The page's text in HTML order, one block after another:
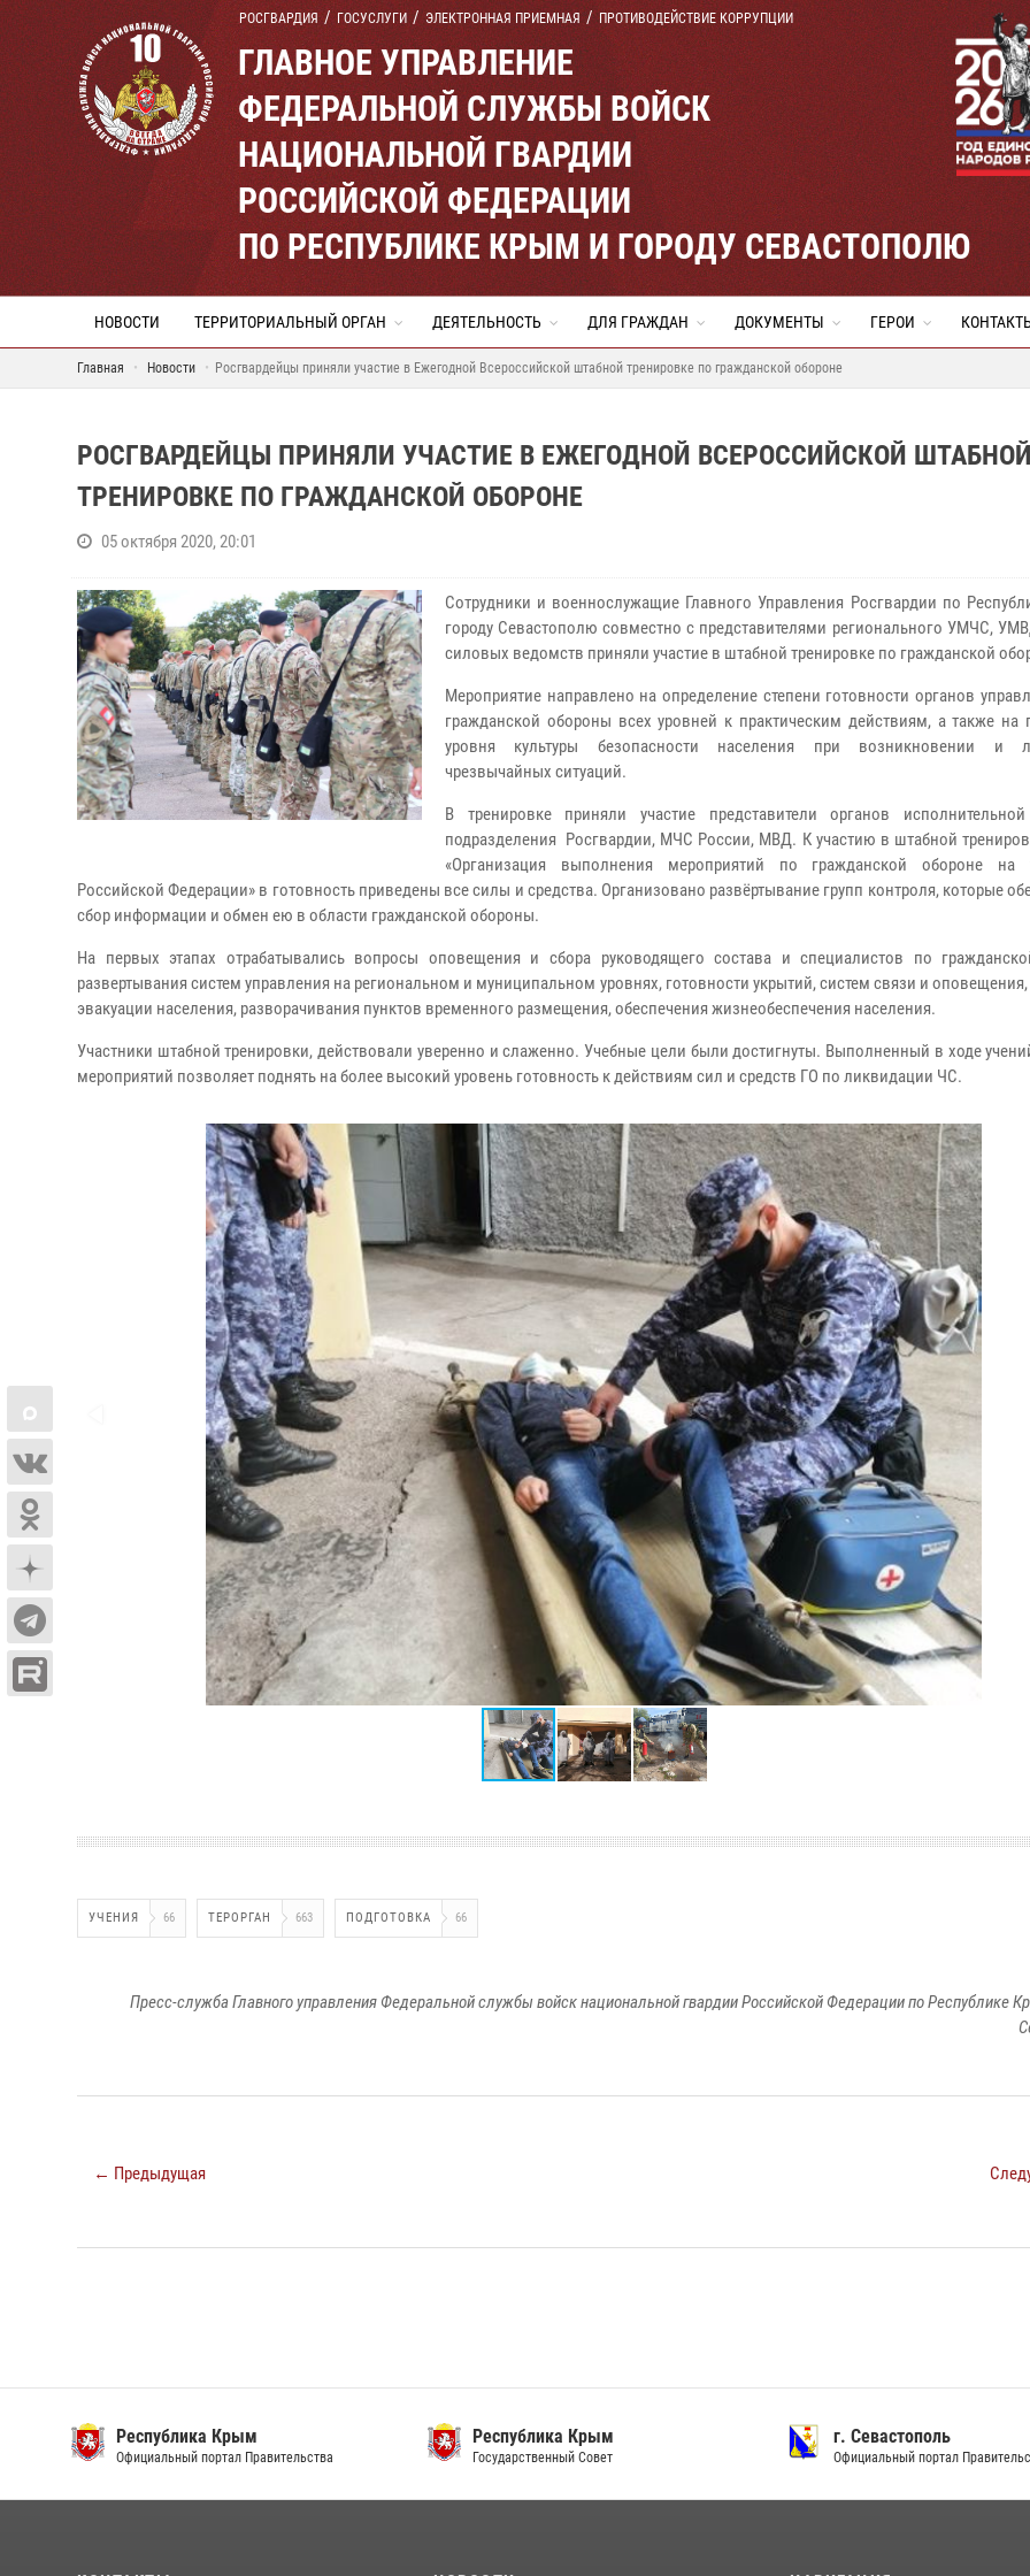
РОСГВАРДИЯ ГОСУСЛУГИ ЭЛЕКТРОННАЯ ПРИЕМНАЯ ПРОТИВОДЕЙСТВИЕ КОРРУПЦИИ
ГЛАВНОЕ УПРАВЛЕНИЕ
ФЕДЕРАЛЬНОЙ СЛУЖБЫ ВОЙСК
НАЦИОНАЛЬНОЙ ГВАРДИИ
РОССИЙСКОЙ ФЕДЕРАЦИИ
ПО РЕСПУБЛИКЕ КРЫМ И ГОРОДУ СЕВАСТОПОЛЮ
НОВОСТИ ТЕРРИТОРИАЛЬНЫЙ ОРГАН ДЕЯТЕЛЬНОСТЬ ДЛЯ ГРАЖДАН ДОКУМЕНТЫ ГЕРОИ
Главная Новости Росгвардейцы приняли участие в Ежегодной Всероссийской штабной тренировке по гражданской обороне
РОСГВАРДЕЙЦЫ ПРИНЯЛИ УЧАСТИЕ В ЕЖЕГОДНОЙ ВСЕРОССИЙСКОЙ ШТАБНОЙ
ТРЕНИРОВКЕ ПО ГРАЖДАНСКОЙ ОБОРОНЕ
05 октября 2020, 20:01
Сотрудники и военнослужащие Главного Управления Росгвардии по
городу Севастополю совместно с представителями регионального УМЧС,
силовых ведомств приняли участие в штабной тренировке по гражданской
Мероприятие направлено на определение степени готовности органов
гражданской обороны всех уровней к практическим действиям, а также
уровня культуры безопасности населения при возникновении и
чрезвычайных ситуаций.
В тренировке приняли участие представители органов
подразделения Росгвардии, МЧС России, МВД. К участию в штабной
«Организация выполнения мероприятий по гражданской обороне на
Российской Федерации» в готовность приведены все силы и средства. Организовано развёртывание групп контроля, которые
сбор информации и обмен ею в области гражданской обороны.
На первых этапах отрабатывались вопросы оповещения и сбора руководящего состава и специалистов по
развертывания систем управления на региональном и муниципальном уровнях, готовности укрытий, систем связи и
эвакуации населения, разворачивания пунктов временного размещения, обеспечения жизнеобеспечения населения.
Участники штабной тренировки, действовали уверенно и слаженно. Учебные цели были достигнуты. Выполненный в ходе
мероприятий позволяет поднять на более высокий уровень готовность к действиям сил и средств ГО по ликвидации ЧС.
УЧЕНИЯ 66 ТЕРОРГАН 663 ПОДГОТОВКА 66
Пресс-служба Главного управления Федеральной службы войск национальной гвардии Российской Федерации по Республике
← Предыдущая
Республика Крым
Официальный портал Правительства
Республика Крым
Государственный Совет
г. Севастополь
Официальный портал